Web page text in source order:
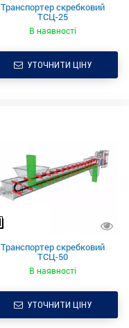
Транспортер скребковий
ТСЦ-25
В наявності
УТОЧНИТИ ЦІНУ
Транспортер скребковий
ТСЦ-50
В наявності
УТОЧНИТИ ЦІНУ